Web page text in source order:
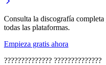
Consulta la discografía
todas las plataformas.
Empieza gratis ahora
?????????????? ??????????????